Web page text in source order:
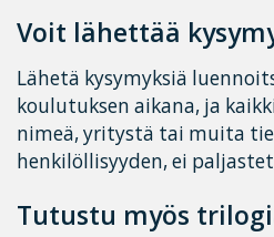
Voit lähettää
Lähetä kysymyksiä
koulutuksen aikana, ja
nimeä, yritystä tai muita
henkilöllisyyden, ei
Tutustu myös